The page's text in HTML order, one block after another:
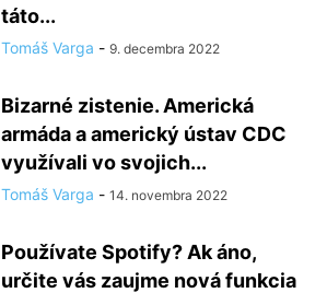
táto...
Tomáš Varga - 9. decembra 2022
Bizarné zistenie. Americká
armáda a americký ústav CDC
využívali vo svojich...
Tomáš Varga - 14. novembra 2022
Používate Spotify? Ak áno,
určite vás zaujme nová funkcia